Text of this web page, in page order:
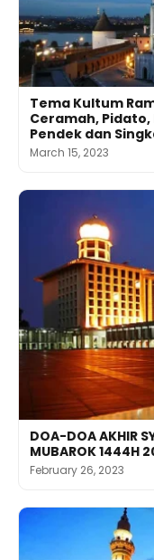
Tema Kultum
Ceramah,
Pendek dan
March 15, 2023
DOA-DOA AKHIR
MUBAROK 1444H
February 26, 2023